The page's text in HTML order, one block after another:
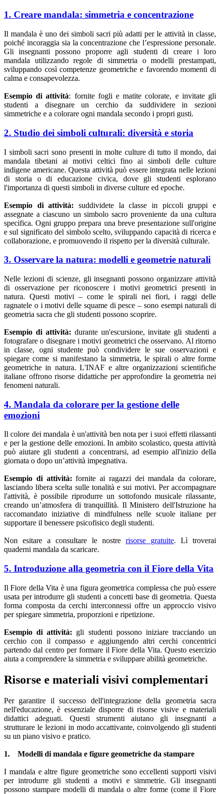
1. Creare mandala: simmetria e concentrazione
Il mandala è uno dei simboli sacri più adatti per le attività in classe,
poiché incoraggia sia la concentrazione che l’espressione personale.
Gli insegnanti possono proporre agli studenti di creare i loro
mandala utilizzando regole di simmetria o modelli prestampati,
sviluppando così competenze geometriche e favorendo momenti di
calma e consapevolezza.
Esempio di attività: fornite fogli e matite colorate, e invitate gli
studenti a disegnare un cerchio da suddividere in sezioni
simmetriche e a colorare ogni mandala secondo i propri gusti.
2. Studio dei simboli culturali: diversità e storia
I simboli sacri sono presenti in molte culture di tutto il mondo, dai
mandala tibetani ai motivi celtici fino ai simboli delle culture
indigene americane. Questa attività può essere integrata nelle lezioni
di storia o di educazione civica, dove gli studenti esplorano
l'importanza di questi simboli in diverse culture ed epoche.
Esempio di attività: suddividete la classe in piccoli gruppi e
assegnate a ciascuno un simbolo sacro proveniente da una cultura
specifica. Ogni gruppo prepara una breve presentazione sull'origine
e sul significato del simbolo scelto, sviluppando capacità di ricerca e
collaborazione, e promuovendo il rispetto per la diversità culturale.
3. Osservare la natura: modelli e geometrie naturali
Nelle lezioni di scienze, gli insegnanti possono organizzare attività
di osservazione per riconoscere i motivi geometrici presenti in
natura. Questi motivi – come le spirali nei fiori, i raggi delle
ragnatele o i motivi delle squame di pesce – sono esempi naturali di
geometria sacra che gli studenti possono scoprire.
Esempio di attività: durante un'escursione, invitate gli studenti a
fotografare o disegnare i motivi geometrici che osservano. Al ritorno
in classe, ogni studente può condividere le sue osservazioni e
spiegare come si manifestano la simmetria, le spirali o altre forme
geometriche in natura. L'INAF e altre organizzazioni scientifiche
italiane offrono risorse didattiche per approfondire la geometria nei
fenomeni naturali.
4. Mandala da colorare per la gestione delle
emozioni
Il colore dei mandala è un'attività ben nota per i suoi effetti rilassanti
e per la gestione delle emozioni. In ambito scolastico, questa attività
può aiutare gli studenti a concentrarsi, ad esempio all'inizio della
giornata o dopo un’attività impegnativa.
Esempio di attività: fornite ai ragazzi dei mandala da colorare,
lasciando libera scelta sulle tonalità e sui motivi. Per accompagnare
l'attività, è possibile riprodurre un sottofondo musicale rilassante,
creando un’atmosfera di tranquillità. Il Ministero dell'Istruzione ha
raccomandato iniziative di mindfulness nelle scuole italiane per
supportare il benessere psicofisico degli studenti.
Non esitare a consultare le nostre risorse gratuite. Lì troverai
quaderni mandala da scaricare.
5. Introduzione alla geometria con il Fiore della Vita
Il Fiore della Vita è una figura geometrica complessa che può essere
usata per introdurre gli studenti a concetti base di geometria. Questa
forma composta da cerchi interconnessi offre un approccio visivo
per spiegare simmetria, proporzioni e ripetizione.
Esempio di attività: gli studenti possono iniziare tracciando un
cerchio con il compasso e aggiungendo altri cerchi concentrici
partendo dal centro per formare il Fiore della Vita. Questo esercizio
aiuta a comprendere la simmetria e sviluppare abilità geometriche.
Risorse e materiali visivi complementari
Per garantire il successo dell'integrazione della geometria sacra
nell'educazione, è essenziale disporre di risorse visive e materiali
didattici adeguati. Questi strumenti aiutano gli insegnanti a
strutturare le lezioni in modo accattivante, coinvolgendo gli studenti
su un piano visivo e pratico.
1. Modelli di mandala e figure geometriche da stampare
I mandala e altre figure geometriche sono eccellenti supporti visivi
per introdurre gli studenti a motivi e simmetrie. Gli insegnanti
possono stampare modelli di mandala o altre forme (come il Fiore